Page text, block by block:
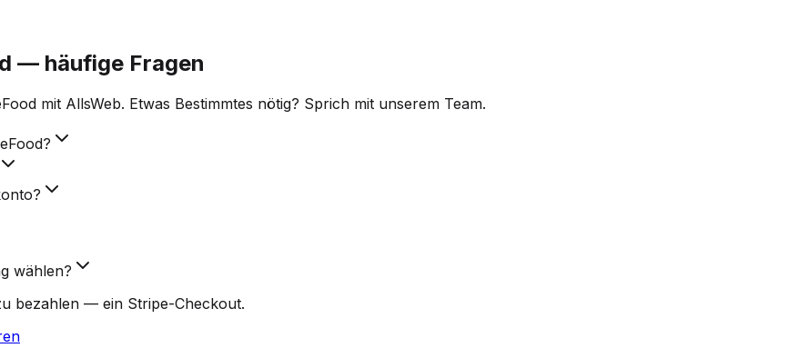
— häufige Fragen
mit AllsWeb. Etwas Bestimmtes nötig? Sprich mit unserem Team.
wählen?
bezahlen — ein Stripe-Checkout.